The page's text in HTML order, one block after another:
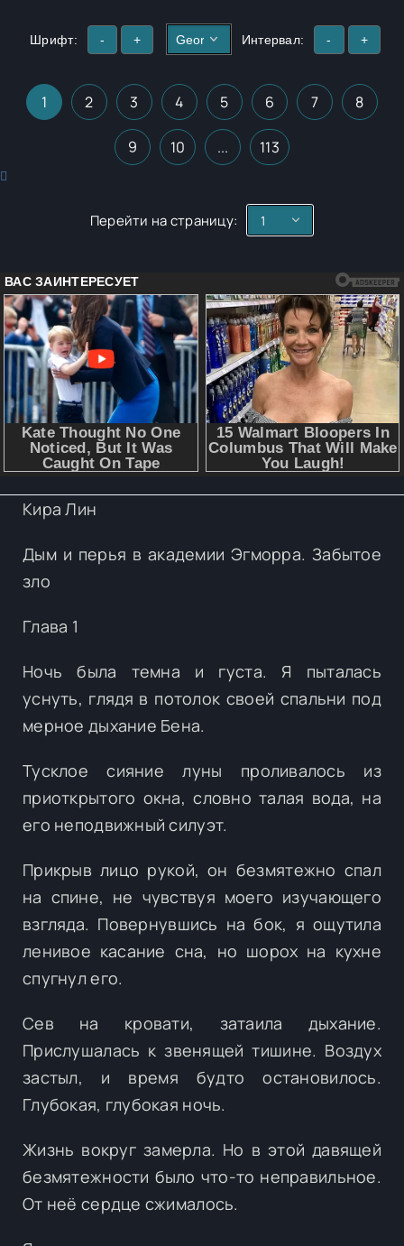
Шрифт: - + Интервал: - +
1 2 3 4 5 6 7 8
9 10 ... 113
Перейти на страницу:
Кира Лин
Дым и перья в академии Эгморра. Забытое
зло
Глава 1
Ночь была темна и густа. Я пыталась
уснуть, глядя в потолок своей спальни под
мерное дыхание Бена.
Тусклое сияние луны проливалось из
приоткрытого окна, словно талая вода, на
его неподвижный силуэт.
Прикрыв лицо рукой, он безмятежно спал
на спине, не чувствуя моего изучающего
взгляда. Повернувшись на бок, я ощутила
ленивое касание сна, но шорох на кухне
спугнул его.
Сев на кровати, затаила дыхание.
Прислушалась к звенящей тишине. Воздух
застыл, и время будто остановилось.
Глубокая, глубокая ночь.
Жизнь вокруг замерла. Но в этой давящей
безмятежности было что-то неправильное.
От неё сердце сжималось.